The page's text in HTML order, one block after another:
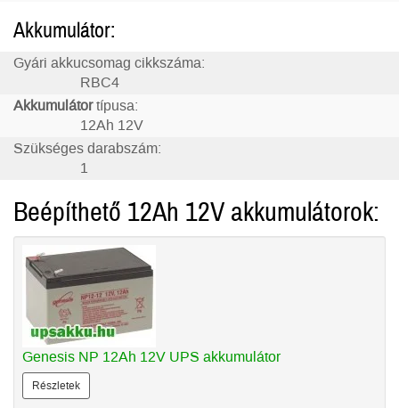
Akkumulátor:
Gyári akkucsomag cikkszáma:
RBC4
Akkumulátortípusa:
12Ah 12V
Szükséges darabszám:
1
Beépíthető 12Ah 12V akkumulátorok:
Genesis NP 12Ah 12V UPS akkumulátor
Részletek